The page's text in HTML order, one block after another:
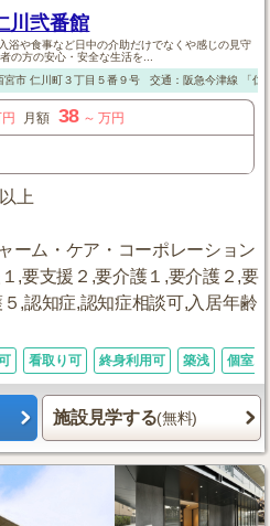
川弐番館
浴や食事など日中の介助だけでなくや感じの見守
の方の安心・安全な生活を...
宮市仁川町３丁目５番９号 交通：阪急今津線 「仁
月額 38 ～万円
上
ーム・ケア・コーポレーション
,要支援２,要介護１,要介護２,要
,認知症,認知症相談可,入居年齢
看取り可 終身利用可 築浅 個室あ
施設見学する(無料)